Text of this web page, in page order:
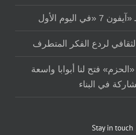
اليوم الأول
لردع الفكر المتطرف
فتح لنا أبوابا واسعة
في البناء
Stay in touch